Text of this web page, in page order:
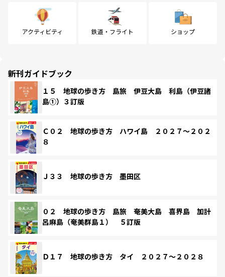
アクティビティ 鉄道・フライト ショップ
新刊ガイドブック
１５ 地球の歩き方 島旅 伊豆大島 利島（伊豆諸
島①）３訂版
Ｃ０２ 地球の歩き方 ハワイ島 ２０２７～２０２
８
Ｊ３３ 地球の歩き方 墨田区
０２ 地球の歩き方 島旅 奄美大島 喜界島 加計
呂麻島（奄美群島１） ５訂版
Ｄ１７ 地球の歩き方 タイ ２０２７～２０２８